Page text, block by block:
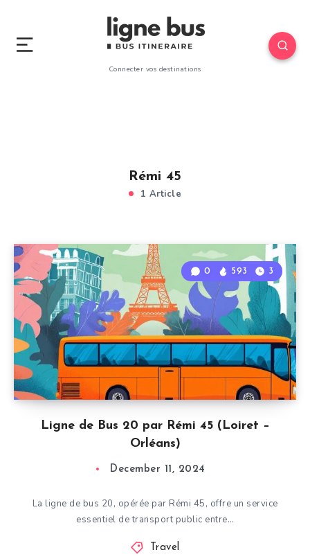
Connecter vos destinations
Rémi 45
1 Article
Ligne de Bus 20 par Rémi 45 (Loiret –
Orléans)
0 593 3
December 11, 2024
La ligne de bus 20, opérée par Rémi 45, offre un service
essentiel de transport public entre…
Travel